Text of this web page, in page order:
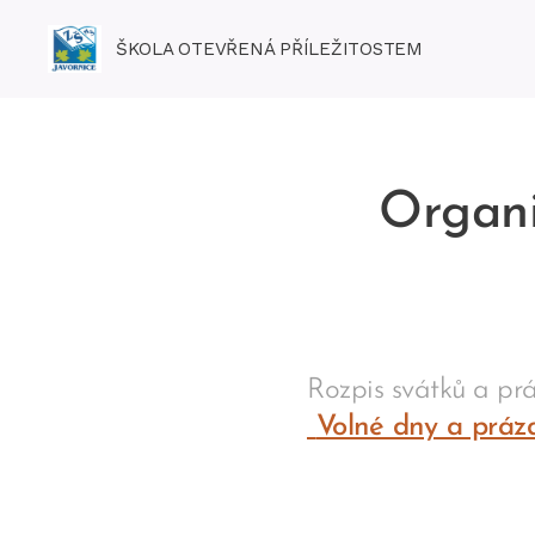
ŠKOLA OTEVŘENÁ PŘÍLEŽITOSTEM
Rozpis svátků a
Volné dny a